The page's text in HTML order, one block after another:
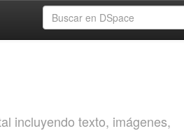
incluyendo texto, imágenes,